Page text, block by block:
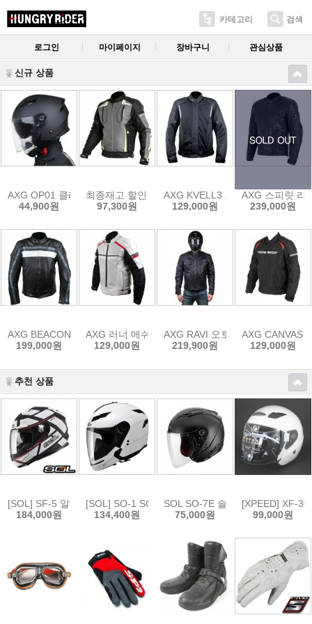
카테고리 검색
로그인 마이페이지 장바구니 관심상품
신규 상품
AXG OP01 클래식 오토바이 오픈페이스 헬멧 4000원상당 멀티마스크
44,900원
최종재고 할인 판매 AXG DETROIT 올시즌 오토바
97,300원
AXG KVELL3 오토바이 메쉬자켓
129,000원
AXG 스피릿 리
239,000원
AXG BEACON 오토바이 소가죽자켓
199,000원
AXG 러너 메쉬 오토바이 자켓 봄 여름 가을 3계절
129,000원
AXG RAVI 오토바이 리얼 소가죽
219,900원
AXG CANVAS
129,000원
추천 상품
[SOL] SF-5 알파 무광 블랙 화이트 - 솔 풀페이스 헬멧박스손상 2XL
184,000원
[SOL] SO-1 SOLID Pearl White 20%할인 박스손상
134,400원
SOL SO-7E 솔리드 무광블랙 M
75,000원
[XPEED] XF-
99,000원